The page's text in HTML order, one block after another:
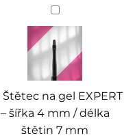
Štětec
na
gel
EXPERT
–
šířka
4
mm
/
délka
štětin
7
Štětec na gel EXPERT
– šířka 4 mm / délka
štětin 7 mm